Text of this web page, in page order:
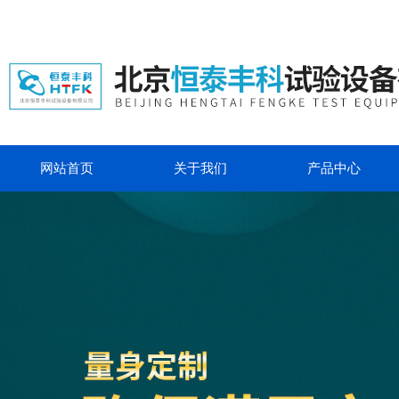
网站首页 关于我们 产品中心